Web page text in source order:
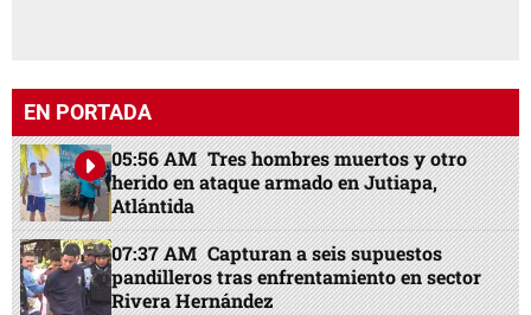
EN PORTADA
05:56 AM Tres hombres muertos y otro
herido en ataque armado en Jutiapa,
Atlántida
07:37 AM Capturan a seis supuestos
pandilleros tras enfrentamiento en sector
Rivera Hernández